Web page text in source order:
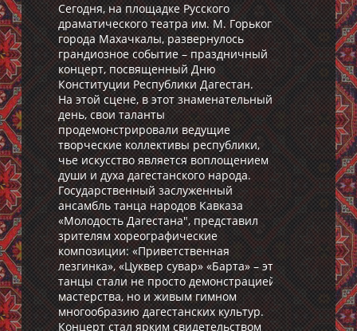
Сегодня, на площадке Русского
драматического театра им. М. Горького
города Махачкалы, развернулось
грандиозное событие – праздничный
концерт, посвященный Дню
Конституции Республики Дагестан.
На этой сцене, в этот знаменательный
день, свои таланты
продемонстрировали ведущие
творческие коллективы республики,
чье искусство является воплощением
души и духа дагестанского народа.
Государственный заслуженный
ансамбль танца народов Кавказа
«Молодость Дагестана", представил
зрителям хореографические
композиции: «Приветственная
лезгинка», «Цуквер сувар» «Барта» – эти
танцы стали не просто демонстрацией
мастерства, но и живым гимном
многообразию дагестанских культур.
Концерт стал ярким свидетельством